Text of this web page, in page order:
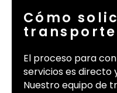
Cómo
El proceso para
servicios es directo
Nuestro equipo de